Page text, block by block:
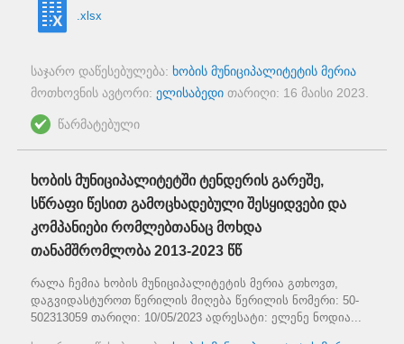
.xlsx
საჯარო დაწესებულება: ხობის მუნიციპალიტეტის მერია
მოთხოვნის ავტორი: ელისაბედი თარიღი: 16 მაისი 2023.
წარმატებული
ხობის მუნიციპალიტეტში ტენდერის გარეშე,
სწრაფი წესით გამოცხადებული შესყიდვები და
კომპანიები რომლებთანაც მოხდა
თანამშრომლობა 2013-2023 წწ
რალა ჩემია ხობის მუნიციპალიტეტის მერია გთხოვთ,
დაგვიდასტუროთ წერილის მიღება წერილის ნომერი: 50-
502313059 თარიღი: 10/05/2023 ადრესატი: ელენე ნოდია...